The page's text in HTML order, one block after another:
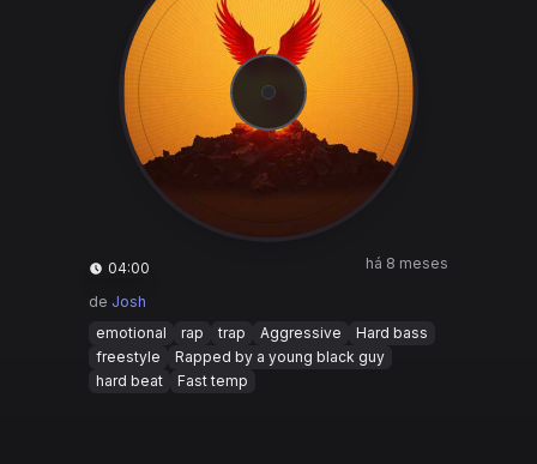
04:00 há 8 meses
de Josh
emotional
rap trap Aggressive
Hard bass
freestyle
Rapped by a young black guy
hard beat
Fast temp